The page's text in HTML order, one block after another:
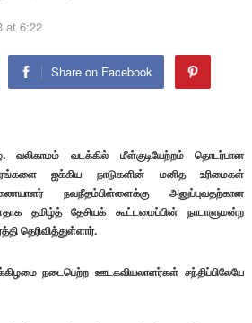
at 6:22
Share on Facebook
வலிகாமம் வடக்கில் மீள்குடியேற்றம் தொடர்பான
ஐக்கிய நாடுகளின் மனித உரிமைகள்
நவநீதம்பிள்ளைக்கு அனுப்புவதற்கான
தமிழ்த் தேசியக் கூட்டமைப்பின் நாடாளுமன்ற
தெரிவித்துள்ளார்.
நடைபெற்ற ஊடகவியலாளர்கள் சந்திப்பிலேயே